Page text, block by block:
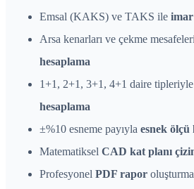
Emsal (KAKS) ve TAKS ile imar
Arsa kenarları ve çekme
hesaplama
1+1, 2+1, 3+1, 4+1 daire tipleriyle
hesaplama
±%10 esneme payıyla esnek ölçü
Matematiksel CAD kat planı
Profesyonel PDF rapor oluşturma